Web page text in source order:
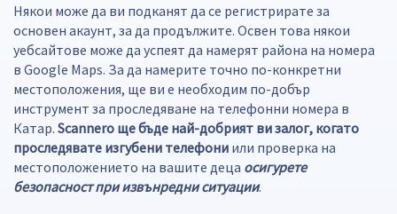
Някои може да ви подканят да се регистрирате за
основен акаунт, за да продължите. Освен това някои
уебсайтове може да успеят да намерят района на номера
в Google Maps. За да намерите точно по-конкретни
местоположения, ще ви е необходим по-добър
инструмент за проследяване на телефонни номера в
Катар. Scannero ще бъде най-добрият ви залог, когато
проследявате изгубени телефони или проверка на
местоположението на вашите деца осигурете
безопасност при извънредни ситуации.